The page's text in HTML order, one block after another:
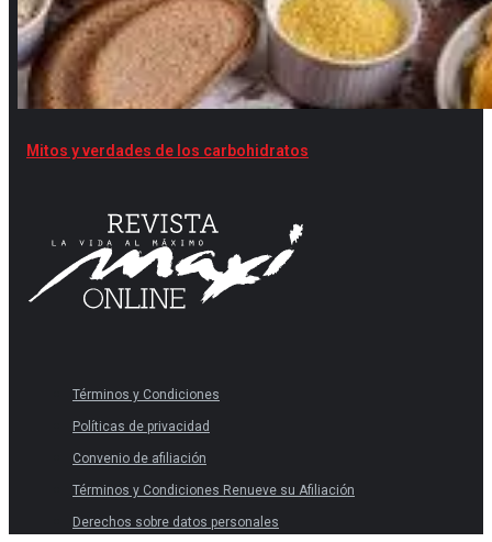
Mitos y verdades de los carbohidratos
Términos y Condiciones
Políticas de privacidad
Convenio de afiliación
Términos y Condiciones Renueve su Afiliación
Derechos sobre datos personales